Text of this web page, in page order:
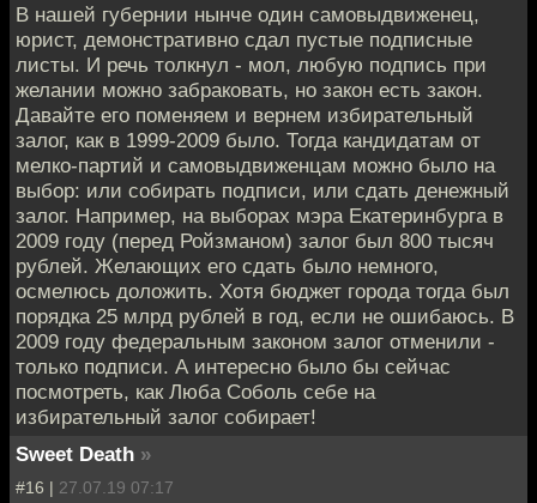
В нашей губернии нынче один самовыдвиженец,
юрист, демонстративно сдал пустые подписные
листы. И речь толкнул - мол, любую подпись при
желании можно забраковать, но закон есть закон.
Давайте его поменяем и вернем избирательный
залог, как в 1999-2009 было. Тогда кандидатам от
мелко-партий и самовыдвиженцам можно было на
выбор: или собирать подписи, или сдать денежный
залог. Например, на выборах мэра Екатеринбурга в
2009 году (перед Ройзманом) залог был 800 тысяч
рублей. Желающих его сдать было немного,
осмелюсь доложить. Хотя бюджет города тогда был
порядка 25 млрд рублей в год, если не ошибаюсь. В
2009 году федеральным законом залог отменили -
только подписи. А интересно было бы сейчас
посмотреть, как Люба Соболь себе на
избирательный залог собирает!
Sweet Death »
#16 | 27.07.19 07:17